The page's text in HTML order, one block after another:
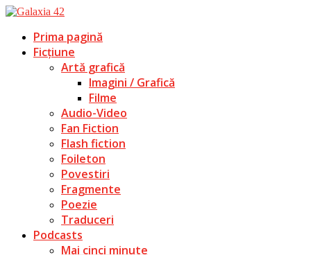
Prima pagină
Ficțiune
Artă grafică
Imagini / Grafică
Filme
Audio-Video
Fan Fiction
Flash fiction
Foileton
Povestiri
Fragmente
Poezie
Traduceri
Podcasts
Mai cinci minute